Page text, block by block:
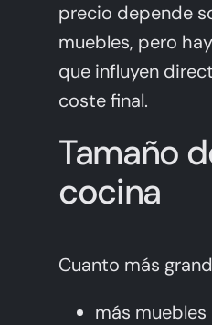
precio depende
muebles, pero
que influyen
coste final.
Tamaño
cocina
Cuanto más
más muebles